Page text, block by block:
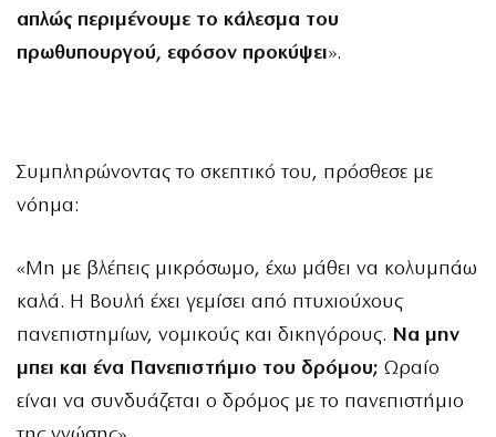
απλώς περιμένουμε το κάλεσμα του
πρωθυπουργού, εφόσον προκύψει».
Συμπληρώνοντας το σκεπτικό του, πρόσθεσε με
νόημα:
«Μη με βλέπεις μικρόσωμο, έχω μάθει να κολυμπάω
καλά. Η Βουλή έχει γεμίσει από πτυχιούχους
πανεπιστημίων, νομικούς και δικηγόρους. Να μην
μπει και ένα Πανεπιστήμιο του δρόμου; Ωραίο
είναι να συνδυάζεται ο δρόμος με το πανεπιστήμιο